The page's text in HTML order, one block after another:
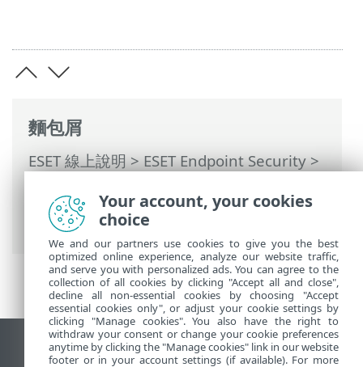
麵包屑
ESET 線上說明>ESET Endpoint Security>
>HIPS 進階設定> 一律允許載入驅動程
檢視桌面網站
Your account, your cookies
choice
We and our partners use cookies to give you the best
optimized online experience, analyze our website traffic,
and serve you with personalized ads. You can agree to the
collection of all cookies by clicking "Accept all and close",
decline all non-essential cookies by choosing "Accept
essential cookies only", or adjust your cookie settings by
clicking "Manage cookies". You also have the right to
withdraw your consent or change your cookie preferences
anytime by clicking the "Manage cookies" link in our website
footer or in your account settings (if available). For more